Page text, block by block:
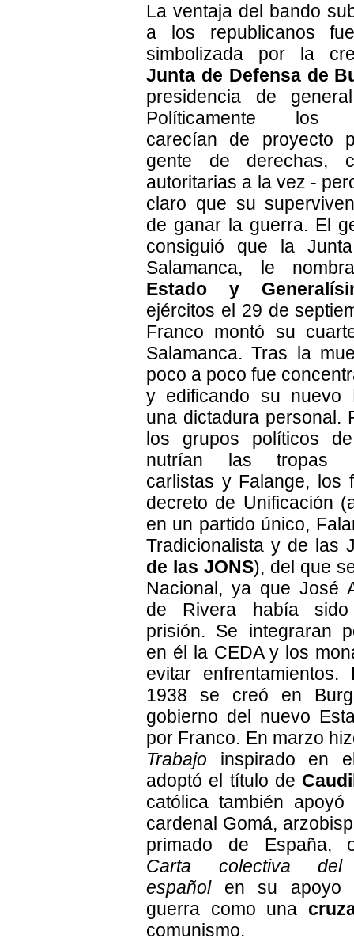
La ventaja del bando
a los republicanos
simbolizada por la
Junta de Defensa de
presidencia de
Políticamente los
carecían de proyecto
gente de derechas,
autoritarias a la vez -
claro que su
de ganar la guerra. El
consiguió que la
Salamanca, le
Estado y
ejércitos el 29 de
Franco montó su
Salamanca. Tras la
poco a poco fue
y edificando su nuevo
una dictadura personal.
los grupos políticos
nutrían las tropas
carlistas y Falange, los
decreto de Unificación
en un partido único,
Tradicionalista y de las
de las JONS), del que
Nacional, ya que José
de Rivera había
prisión. Se integraran
en él la CEDA y los
evitar
1938 se creó en
gobierno del nuevo
por Franco. En marzo
Trabajo inspirado en
adoptó el título de
católica también
cardenal Gomá,
primado de España,
Carta colectiva del
españolen su apoyo
guerra como una
comunismo.